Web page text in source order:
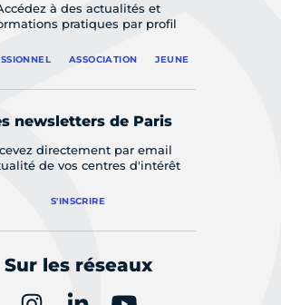
à des actualités et
pratiques par profil
ASSOCIATION JEUNE
newsletters de Paris
directement par email
de vos centres d'intérêt
S'INSCRIRE
Sur les réseaux